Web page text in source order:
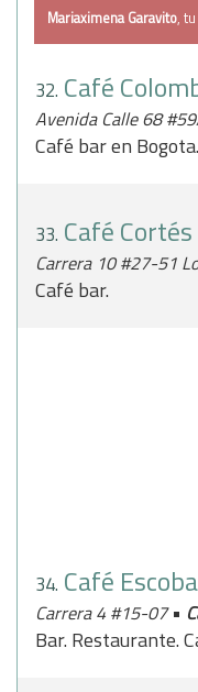
Mariaximena Garavito,
32. Café Colombia Bar
Avenida Calle 68
Café bar en Bogota.
33. Café Cortés
Carrera 10 #27-51
Café bar.
34. Café
Carrera 4 #15-07•
Bar. Restaurante.